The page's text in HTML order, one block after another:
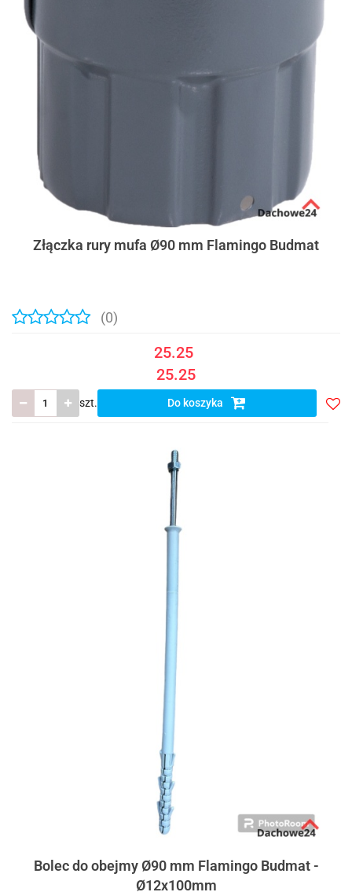
Złączka rury mufa Ø90 mm Flamingo Budmat
(0)
25.25
25.25
szt. Do koszyka
Bolec do obejmy Ø90 mm Flamingo Budmat -
Ø12x100mm